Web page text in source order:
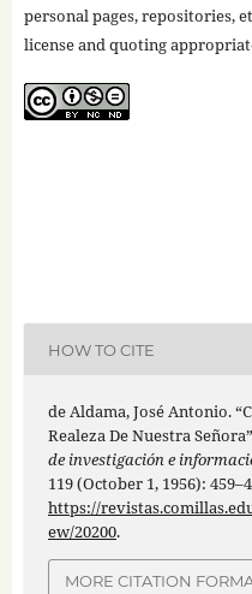
personal pages, repositories,
license and quoting
HOW TO CITE
de Aldama, José Antonio.
Realeza De Nuestra
de investigación e
119 (October 1, 1956):
https://
ew/20200.
MORE CITATION